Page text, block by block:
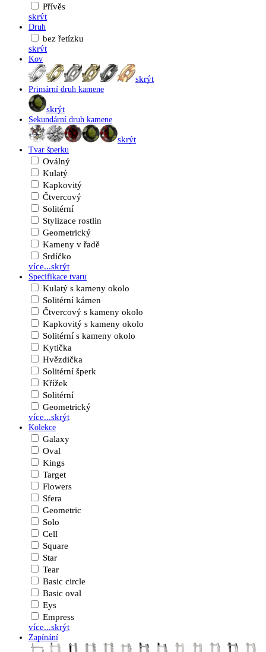
Přívěs
skrýt
Druh
bez řetízku
skrýt
Kov
skrýt
Primární druh kamene
skrýt
Sekundární druh kamene
skrýt
Tvar šperku
Oválný
Kulatý
Kapkovitý
Čtvercový
Solitérní
Stylizace rostlin
Geometrický
Kameny v řadě
Srdíčko
více...skrýt
Specifikace tvaru
Kulatý s kameny okolo
Solitérní kámen
Čtvercový s kameny okolo
Kapkovitý s kameny okolo
Solitérní s kameny okolo
Kytička
Hvězdička
Solitérní šperk
Křížek
Solitérní
Geometrický
více...skrýt
Kolekce
Galaxy
Oval
Kings
Target
Flowers
Sfera
Geometric
Solo
Cell
Square
Star
Tear
Basic circle
Basic oval
Eys
Empress
více...skrýt
Zapínání